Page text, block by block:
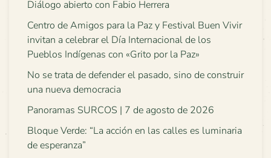
Diálogo abierto con Fabio Herrera
Centro de Amigos para la Paz y Festival Buen Vivir
invitan a celebrar el Día Internacional de los
Pueblos Indígenas con «Grito por la Paz»
No se trata de defender el pasado, sino de construir
una nueva democracia
Panoramas SURCOS | 7 de agosto de 2026
Bloque Verde: “La acción en las calles es luminaria
de esperanza”